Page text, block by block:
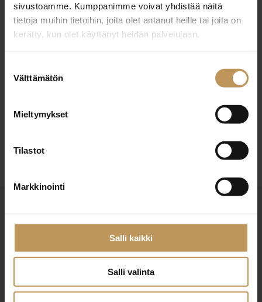
sivustoamme. Kumppanimme voivat yhdistää näitä
tietoja muihin tietoihin, joita olet antanut heille tai joita on
kerätty, kun olet käyttänyt heidän palvelujaan.
valinta
Välttämätön
Mieltymykset
Tilastot
Markkinointi
Salli kaikki
Salli valinta
29.5.2026
Lue artikkeli
Suomen Kiinteistönvälittäjät ry